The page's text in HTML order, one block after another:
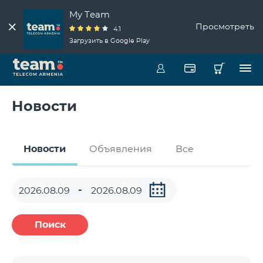
My Team
4.1
Загрузить в Google Play
Просмотреть
Новости
Новости Объявления Все
Поиск